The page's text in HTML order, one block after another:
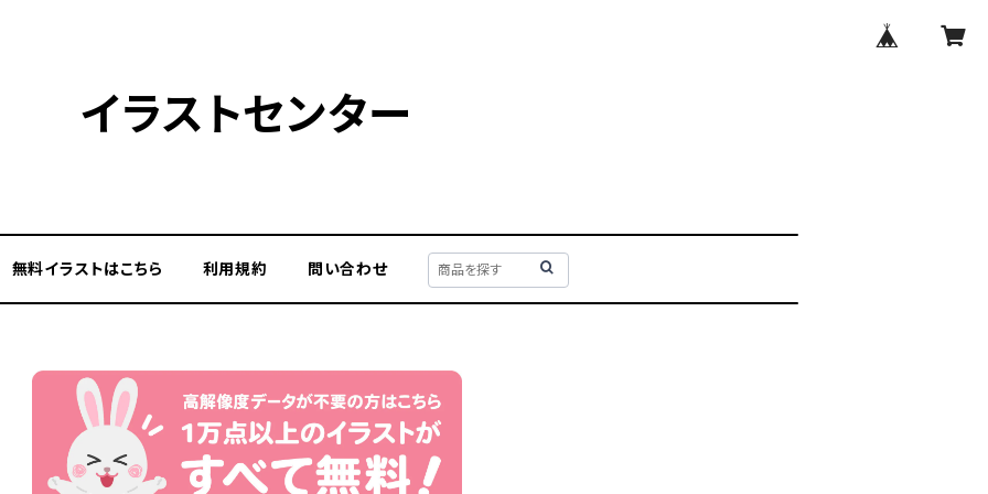
イラストセンター
無料イラストはこちら 利用規約 問い合わせ